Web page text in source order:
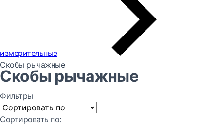
измерительные
Скобы рычажные
Скобы рычажные
Фильтры
Сортировать по: